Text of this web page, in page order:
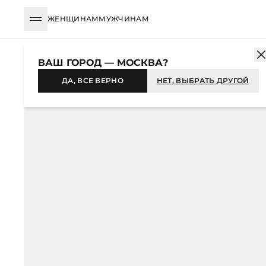
ЖЕНЩИНАММУЖЧИНАМ
ВАШ ГОРОД — МОСКВА?
ДА, ВСЕ ВЕРНО НЕТ, ВЫБРАТЬ ДРУГОЙ